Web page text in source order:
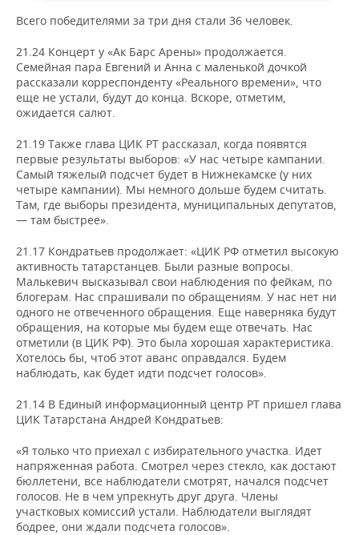
Всего победителями за три дня стали 36 человек.
21.24 Концерт у «Ак Барс Арены» продолжается.
Семейная пара Евгений и Анна с маленькой дочкой
рассказали корреспонденту «Реального времени», что
еще не устали, будут до конца. Вскоре, отметим,
ожидается салют.
21.19 Также глава ЦИК РТ рассказал, когда появятся
первые результаты выборов: «У нас четыре кампании.
Самый тяжелый подсчет будет в Нижнекамске (у них
четыре кампании). Мы немного дольше будем считать.
Там, где выборы президента, муниципальных депутатов,
— там быстрее».
21.17 Кондратьев продолжает: «ЦИК РФ отметил высокую
активность татарстанцев. Были разные вопросы.
Малькевич высказывал свои наблюдения по фейкам, по
блогерам. Нас спрашивали по обращениям. У нас нет ни
одного не отвеченного обращения. Еще наверняка будут
обращения, на которые мы будем еще отвечать. Нас
отметили (в ЦИК РФ). Это была хорошая характеристика.
Хотелось бы, чтоб этот аванс оправдался. Будем
наблюдать, как будет идти подсчет голосов».
21.14 В Единый информационный центр РТ пришел глава
ЦИК Татарстана Андрей Кондратьев:
«Я только что приехал с избирательного участка. Идет
напряженная работа. Смотрел через стекло, как достают
бюллетени, все наблюдатели смотрят, начался подсчет
голосов. Не в чем упрекнуть друг друга. Члены
участковых комиссий устали. Наблюдатели выглядят
бодрее, они ждали подсчета голосов».